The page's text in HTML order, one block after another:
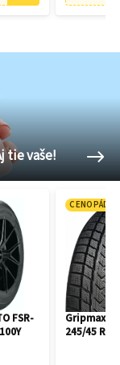
tie vaše!
FSR-
CENOPÁD
Gripmax
245/45 R18